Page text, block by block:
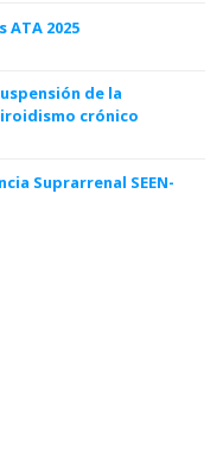
ATA 2025
de la
crónico
Suprarrenal SEEN-